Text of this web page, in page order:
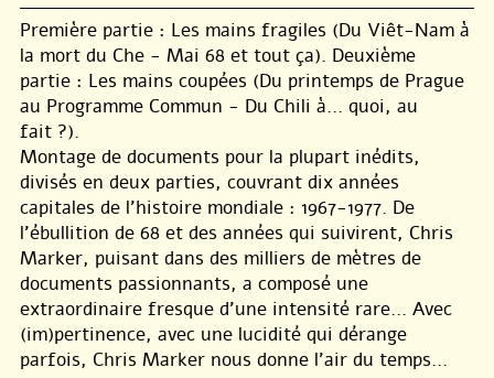
Première partie : Les mains fragiles (Du Viêt-Nam à
la mort du Che - Mai 68 et tout ça). Deuxième
partie : Les mains coupées (Du printemps de Prague
au Programme Commun - Du Chili à... quoi, au
fait ?).
Montage de documents pour la plupart inédits,
divisés en deux parties, couvrant dix années
capitales de l’histoire mondiale : 1967-1977. De
l’ébullition de 68 et des années qui suivirent, Chris
Marker, puisant dans des milliers de mètres de
documents passionnants, a composé une
extraordinaire fresque d’une intensité rare... Avec
(im)pertinence, avec une lucidité qui dérange
parfois, Chris Marker nous donne l’air du temps...